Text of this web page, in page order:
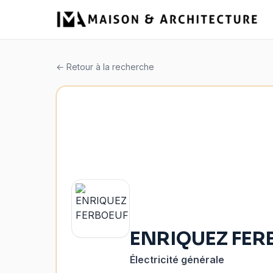
← Retour à la recherche
ENRIQUEZ
Électricité générale